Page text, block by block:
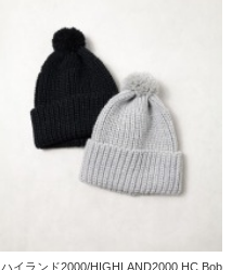
ハイランド2000/HIGHLAND2000 HC Bob